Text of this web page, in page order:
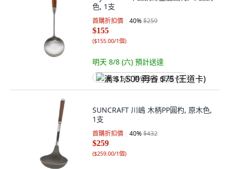
色, 1支
首購折扣價 40%$259
$155
($155.00/1個)
明天 8/8 (六) 預計送達
满 $1,500 再省 $75 (王道卡)
SUNCRAFT 川嶋 木柄PP圓杓, 原木色,
1支
首購折扣價 40%$432
$259
($259.00/1個)